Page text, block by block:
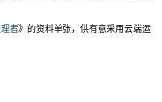
者》的资料单张，供有意采用云端运